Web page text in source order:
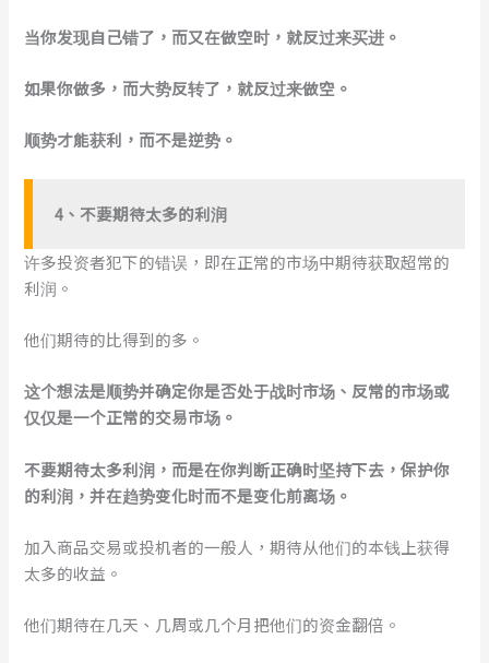
当你发现自己错了，而又在做空时，就反过来买进。
如果你做多，而大势反转了，就反过来做空。
顺势才能获利，而不是逆势。
4、不要期待太多的利润
许多投资者犯下的错误，即在正常的市场中期待获取超常的
利润。
他们期待的比得到的多。
这个想法是顺势并确定你是否处于战时市场、反常的市场或
仅仅是一个正常的交易市场。
不要期待太多利润，而是在你判断正确时坚持下去，保护你
的利润，并在趋势变化时而不是变化前离场。
加入商品交易或投机者的一般人，期待从他们的本钱上获得
太多的收益。
他们期待在几天、几周或几个月把他们的资金翻倍。